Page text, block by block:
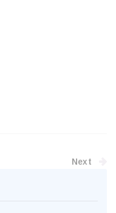
Next